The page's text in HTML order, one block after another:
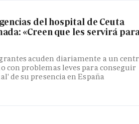
del hospital de Ceuta
«Creen que les servirá
acuden diariamente a un
con problemas leves para conseguir
de su presencia en España